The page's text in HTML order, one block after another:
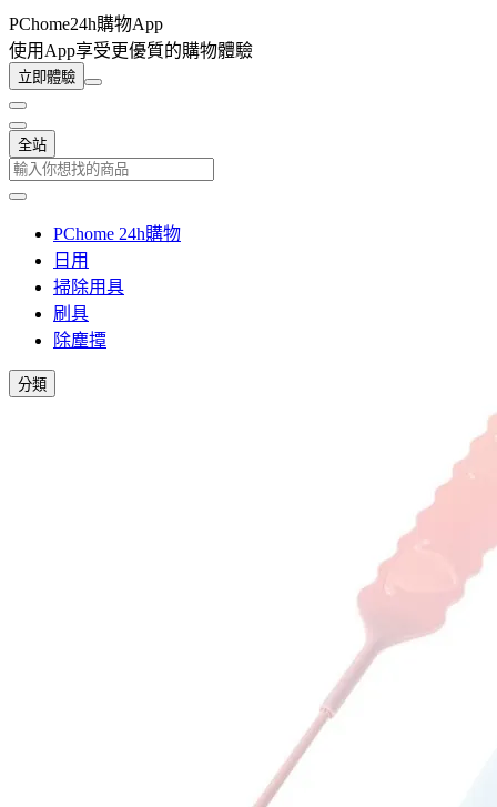
PChome24h購物App
使用App享受更優質的購物體驗
立即體驗
全站
PChome 24h購物
日用
掃除用具
刷具
除塵撢
分類